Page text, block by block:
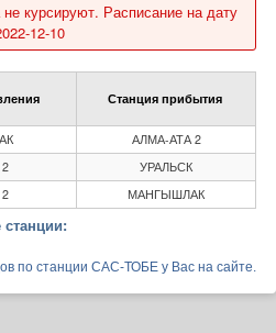
курсируют. Расписание на дату
12-10
Станция прибытия
АЛМА-АТА 2
УРАЛЬСК
МАНГЫШЛАК
по станции САС-ТОБЕ у Вас на сайте.